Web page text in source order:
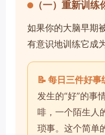
（一）重新训练
如果你的大脑早期
有意识地训练它成
📝 每日三件好事
发生的“好”的
啡，一个陌生人
琐事。这个简单